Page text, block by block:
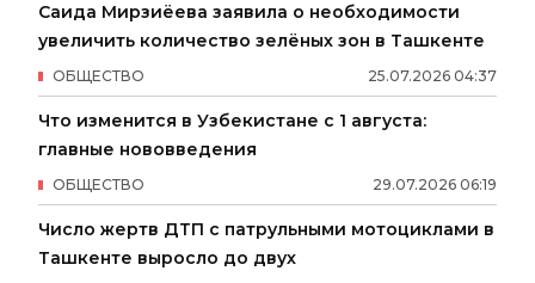
Саида Мирзиёева заявила о необходимости
увеличить количество зелёных зон в Ташкенте
25.07.2026 04:37
ОБЩЕСТВО
Что изменится в Узбекистане с 1 августа:
главные нововведения
29.07.2026 06:19
ОБЩЕСТВО
Число жертв ДТП с патрульными мотоциклами в
Ташкенте выросло до двух